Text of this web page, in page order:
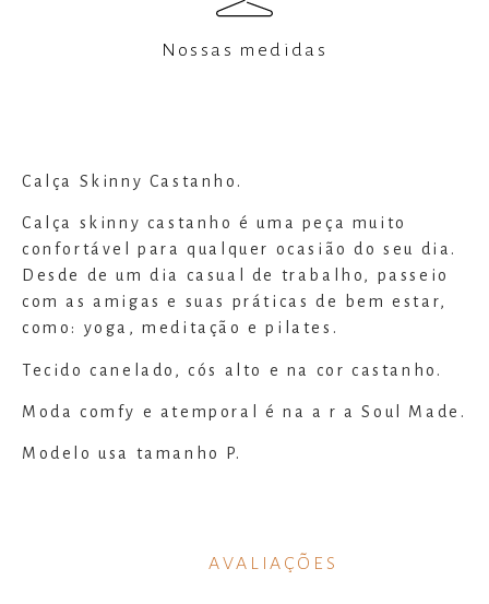
Nossas medidas
Calça Skinny Castanho.
Calça skinny castanho é uma peça muito
confortável para qualquer ocasião do seu dia.
Desde de um dia casual de trabalho, passeio
com as amigas e suas práticas de bem estar,
como: yoga, meditação e pilates.
Tecido canelado, cós alto e na cor castanho.
Moda comfy e atemporal é na a r a Soul Made.
Modelo usa tamanho P.
AVALIAÇÕES